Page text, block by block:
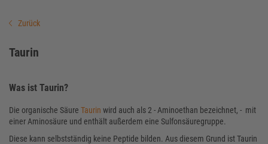
Zurück
Taurin
Was ist Taurin?
Die organische Säure Taurin wird auch als 2 - Aminoethan bezeichnet, - mit
einer Aminosäure und enthält außerdem eine Sulfonsäuregruppe.
Diese kann selbstständig keine Peptide bilden. Aus diesem Grund ist Taurin